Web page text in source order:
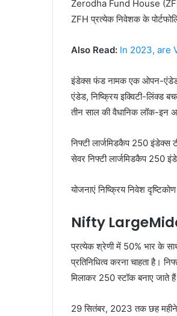
Zerodha Fund House
ZFH प्रत्येक निवेशक के
Also Read: In 2023, are
इंडेक्स फंड नामक एक ओपन-एंडेड
एंडेड, निष्क्रिय इक्विटी-लिंक्ड
तीन साल की वैधानिक लॉक-इन
निफ्टी लार्जमिडकैप 250
सेवर निफ्टी लार्जमिडकैप 250
योजनाएं निष्क्रिय निवेश
Nifty
प्रत्येक श्रेणी में 50% भार के
प्रतिनिधित्व करना चाहता है।
मिलाकर 250 स्टॉक बनाए जाते
29 सितंबर, 2023 तक छह